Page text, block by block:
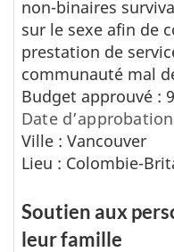
non-binaires
sur le sexe afin de
prestation de
communauté mal
Budget approuvé :
Date
Ville : Vancouver
Lieu : Colombie-
Soutien aux
leur famille